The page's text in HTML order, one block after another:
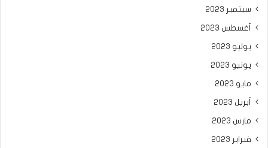
سبتمبر 2023
أغسطس 2023
يوليو 2023
يونيو 2023
مايو 2023
أبريل 2023
مارس 2023
فبراير 2023